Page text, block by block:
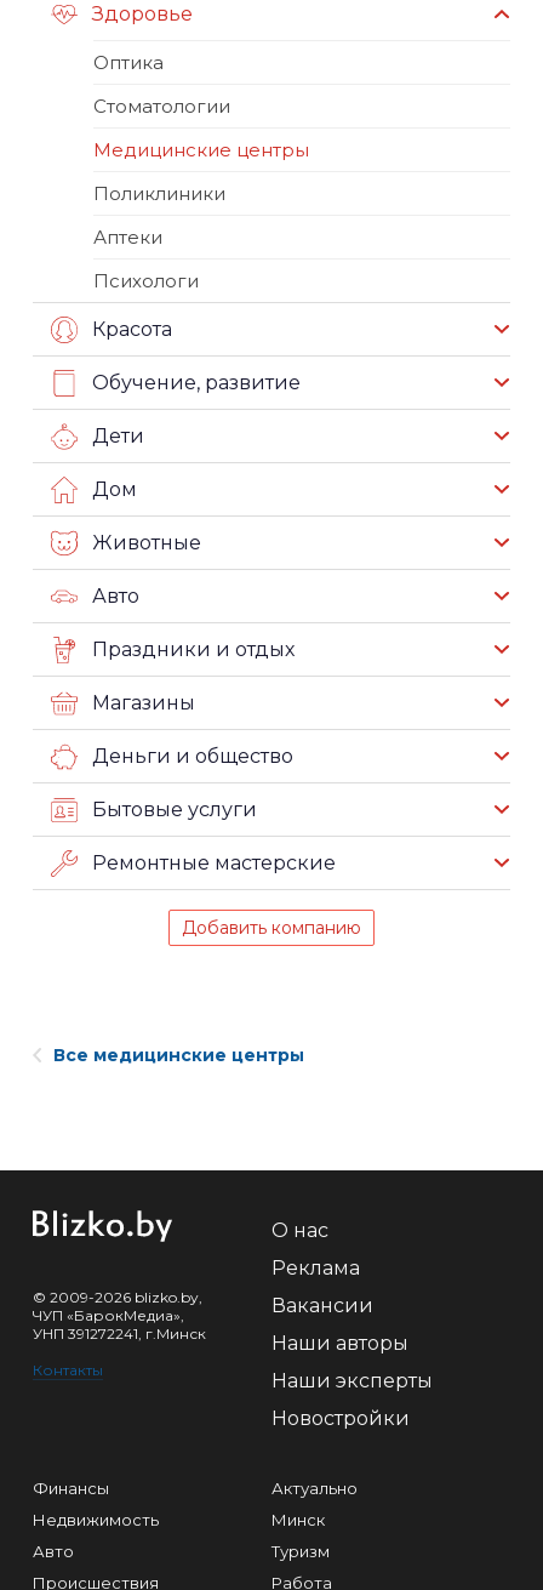
Здоровье
Оптика
Стоматологии
Медицинские центры
Поликлиники
Аптеки
Психологи
Красота
Обучение, развитие
Дети
Дом
Животные
Авто
Праздники и отдых
Магазины
Деньги и общество
Бытовые услуги
Ремонтные мастерские
Добавить компанию
Все медицинские центры
© 2009-2026 blizko.by,
ЧУП «БарокМедиа»,
УНП 391272241, г.Минск
Контакты
О нас
Реклама
Вакансии
Наши авторы
Наши эксперты
Новостройки
Финансы
Недвижимость
Авто
Происшествия
Актуально
Минск
Туризм
Работа